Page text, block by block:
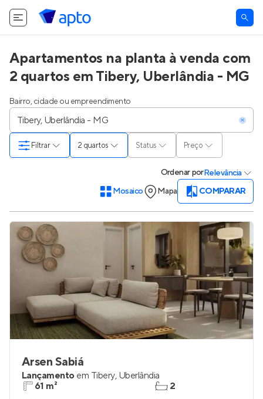
Apartamentos na planta à venda com
2 quartos em Tibery, Uberlândia - MG
Bairro, cidade ou empreendimento
2 quartos Status Preço
Filtrar
OrdenarporRelevância
Mosaico
Mapa COMPARAR
Arsen Sabiá
Lançamento em Tibery, Uberlândia
61 m²
2